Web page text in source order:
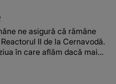
ne asigură că rămâne
II de la Cernavodă.
în care aflăm dacă mai